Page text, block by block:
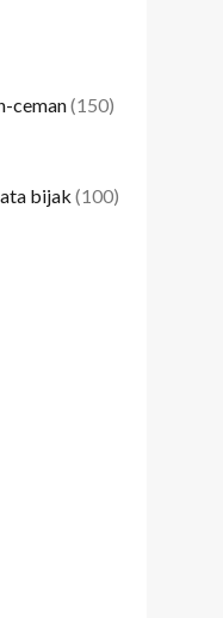
ceman(150)
bijak (100)